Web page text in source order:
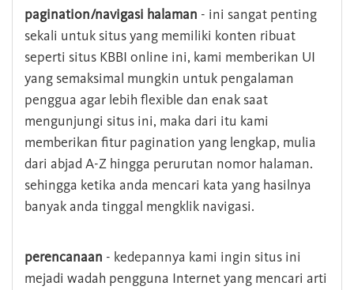
pagination/navigasi halaman - ini sangat penting
sekali untuk situs yang memiliki konten ribuat
seperti situs KBBI online ini, kami memberikan UI
yang semaksimal mungkin untuk pengalaman
penggua agar lebih flexible dan enak saat
mengunjungi situs ini, maka dari itu kami
memberikan fitur pagination yang lengkap, mulia
dari abjad A-Z hingga perurutan nomor halaman.
sehingga ketika anda mencari kata yang hasilnya
banyak anda tinggal mengklik navigasi.
perencanaan - kedepannya kami ingin situs ini
mejadi wadah pengguna Internet yang mencari arti